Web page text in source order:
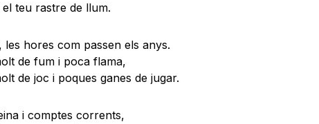
el teu rastre de llum.
les hores com passen els anys.
de fum i poca flama,
de joc i poques ganes de jugar.
i comptes corrents,